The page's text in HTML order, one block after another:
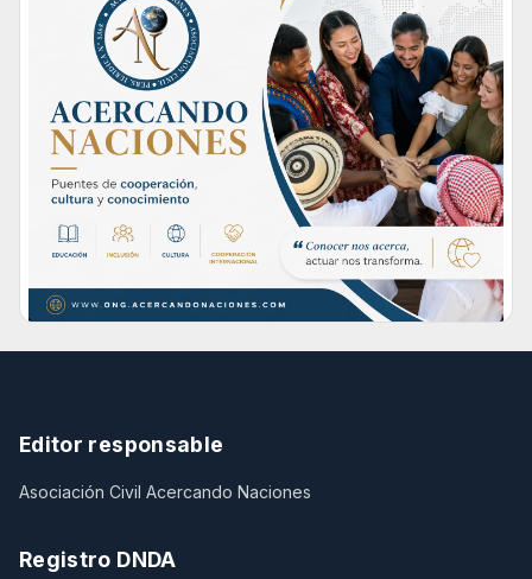
Editor responsable
Asociación Civil Acercando Naciones
Registro DNDA